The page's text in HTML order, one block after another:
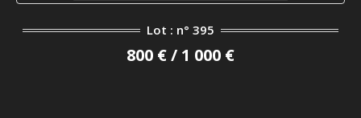
Lot : n° 395
800 € / 1 000 €